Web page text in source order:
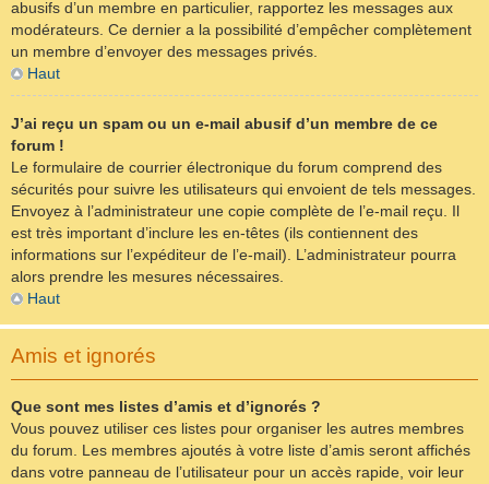
abusifs d’un membre en particulier, rapportez les messages aux
modérateurs. Ce dernier a la possibilité d’empêcher complètement
un membre d’envoyer des messages privés.
Haut
J’ai reçu un spam ou un e-mail abusif d’un membre de ce
forum !
Le formulaire de courrier électronique du forum comprend des
sécurités pour suivre les utilisateurs qui envoient de tels messages.
Envoyez à l’administrateur une copie complète de l’e-mail reçu. Il
est très important d’inclure les en-têtes (ils contiennent des
informations sur l’expéditeur de l’e-mail). L’administrateur pourra
alors prendre les mesures nécessaires.
Haut
Amis et ignorés
Que sont mes listes d’amis et d’ignorés ?
Vous pouvez utiliser ces listes pour organiser les autres membres
du forum. Les membres ajoutés à votre liste d’amis seront affichés
dans votre panneau de l’utilisateur pour un accès rapide, voir leur